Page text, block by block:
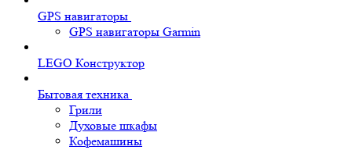
GPS навигаторы
GPS навигаторы Garmin
LEGO Конструктор
Бытовая техника
Грили
Духовые шкафы
Кофемашины